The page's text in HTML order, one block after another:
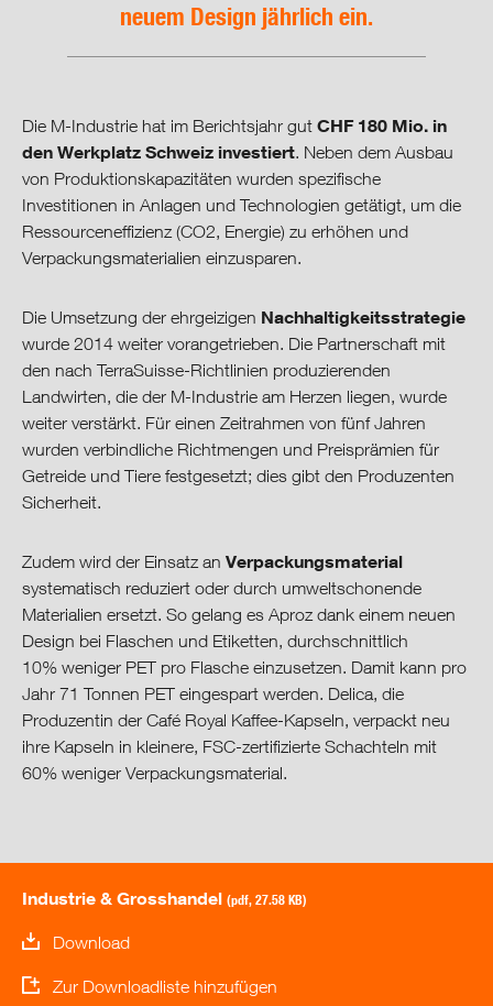
neuem Design jährlich ein.
Die M-Industrie hat im Berichtsjahr gut CHF 180 Mio. in
den Werkplatz Schweiz investiert. Neben dem Ausbau
von Produktionskapazitäten wurden spezifische
Investitionen in Anlagen und Technologien getätigt, um die
Ressourceneffizienz (CO2, Energie) zu erhöhen und
Verpackungsmaterialien einzusparen.
Die Umsetzung der ehrgeizigen Nachhaltigkeitsstrategie
wurde 2014 weiter vorangetrieben. Die Partnerschaft mit
den nach TerraSuisse-Richtlinien produzierenden
Landwirten, die der M-Industrie am Herzen liegen, wurde
weiter verstärkt. Für einen Zeitrahmen von fünf Jahren
wurden verbindliche Richtmengen und Preisprämien für
Getreide und Tiere festgesetzt; dies gibt den Produzenten
Sicherheit.
Zudem wird der Einsatz an Verpackungsmaterial
systematisch reduziert oder durch umweltschonende
Materialien ersetzt. So gelang es Aproz dank einem neuen
Design bei Flaschen und Etiketten, durchschnittlich
10% weniger PET pro Flasche einzusetzen. Damit kann pro
Jahr 71 Tonnen PET eingespart werden. Delica, die
Produzentin der Café Royal Kaffee-Kapseln, verpackt neu
ihre Kapseln in kleinere, FSC-zertifizierte Schachteln mit
60% weniger Verpackungsmaterial.
Industrie & Grosshandel (pdf, 27.58 KB)
Download
Zur Downloadliste hinzufügen